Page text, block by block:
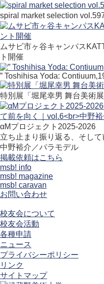
spiral market selection
ムサビ市ヶ谷キャンパス
ト開催
” Toshihisa Yoda:
特別展「堀尾幸男 舞台美術
αMプロジェクト2025-2026
立ち止まり振り返る、そし
中野裕介／パラモデル
掲載依頼はこちら
msb! info
msb! magazine
msb! caravan
お問い合わせ
校友会について
校友会活動
各種申請
ニュース
プライバシーポリシー
リンク
サイトマップ